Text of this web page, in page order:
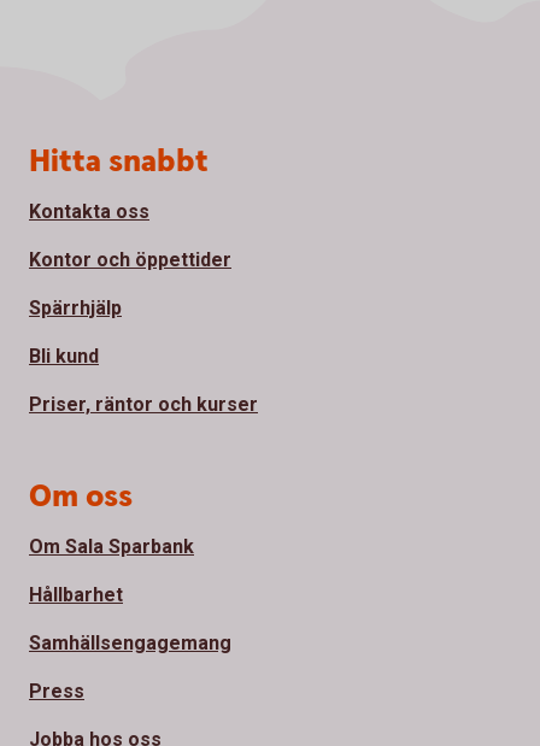
Sidfot
Hitta snabbt
Kontakta oss
Kontor och öppettider
Spärrhjälp
Bli kund
Priser, räntor och kurser
Om oss
Om Sala Sparbank
Hållbarhet
Samhällsengagemang
Press
Jobba hos oss